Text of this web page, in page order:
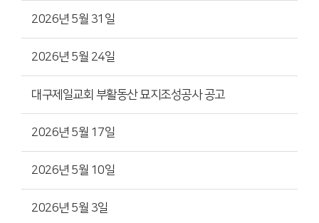
2026년 5월 31일
2026년 5월 24일
대구제일교회 부활동산 묘지조성공사 공고
2026년 5월 17일
2026년 5월 10일
2026년 5월 3일